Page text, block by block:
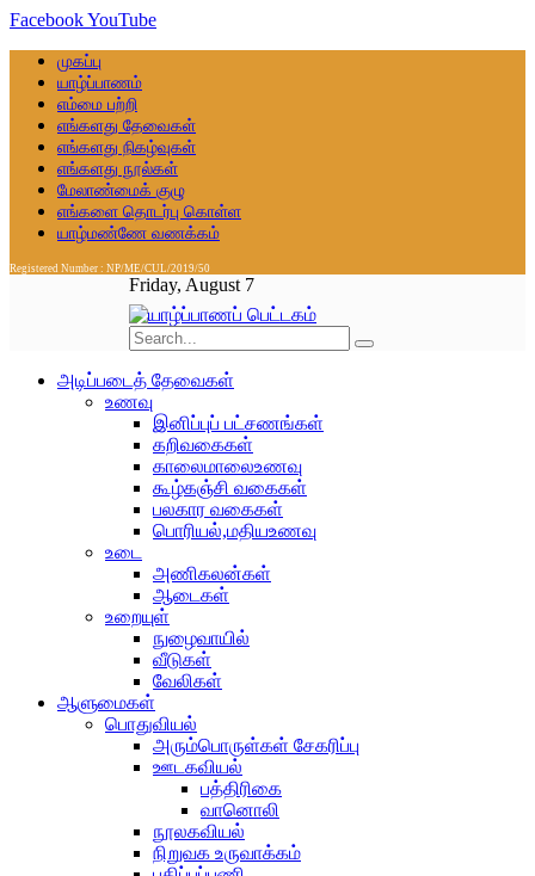
FacebookYouTube
முகப்பு
யாழ்ப்பாணம்
எம்மை பற்றி
எங்களது தேவைகள்
எங்களது நிகழ்வுகள்
எங்களது நூல்கள்
மேலாண்மைக் குழு
எங்களை தொடர்பு கொள்ள
யாழ்மண்ணே வணக்கம்
Registered Number : NP/ME/CUL/2019/50
Friday, August 7
அடிப்படைத் தேவைகள்
உணவு
இனிப்புப் பட்சணங்கள்
கறிவகைகள்
காலைமாலைஉணவு
கூழ்கஞ்சி வகைகள்
பலகார வகைகள்
பொரியல்,மதியஉணவு
உடை
அணிகலன்கள்
ஆடைகள்
உறையுள்
நுழைவாயில்
வீடுகள்
வேலிகள்
ஆளுமைகள்
பொதுவியல்
அரும்பொருள்கள் சேகரிப்பு
ஊடகவியல்
பத்திரிகை
வானொலி
நூலகவியல்
நிறுவக உருவாக்கம்